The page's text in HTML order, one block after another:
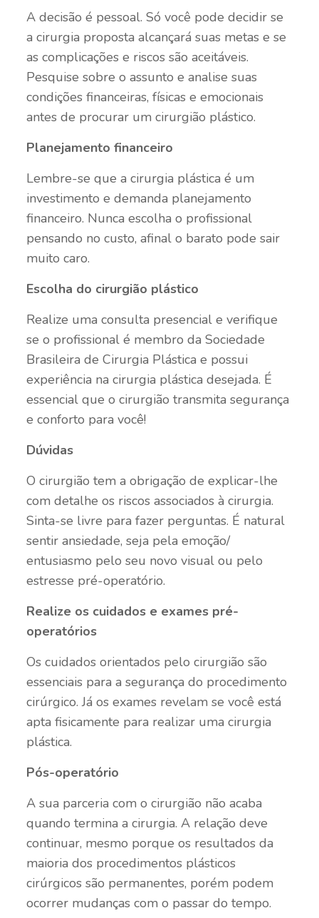
A decisão é pessoal. Só você pode decidir se
a cirurgia proposta alcançará suas metas e se
as complicações e riscos são aceitáveis.
Pesquise sobre o assunto e analise suas
condições financeiras, físicas e emocionais
antes de procurar um cirurgião plástico.
Planejamento financeiro
Lembre-se que a cirurgia plástica é um
investimento e demanda planejamento
financeiro. Nunca escolha o profissional
pensando no custo, afinal o barato pode sair
muito caro.
Escolha do cirurgião plástico
Realize uma consulta presencial e verifique
se o profissional é membro da Sociedade
Brasileira de Cirurgia Plástica e possui
experiência na cirurgia plástica desejada. É
essencial que o cirurgião transmita segurança
e conforto para você!
Dúvidas
O cirurgião tem a obrigação de explicar-lhe
com detalhe os riscos associados à cirurgia.
Sinta-se livre para fazer perguntas. É natural
sentir ansiedade, seja pela emoção/
entusiasmo pelo seu novo visual ou pelo
estresse pré-operatório.
Realize os cuidados e exames pré-
operatórios
Os cuidados orientados pelo cirurgião são
essenciais para a segurança do procedimento
cirúrgico. Já os exames revelam se você está
apta fisicamente para realizar uma cirurgia
plástica.
Pós-operatório
A sua parceria com o cirurgião não acaba
quando termina a cirurgia. A relação deve
continuar, mesmo porque os resultados da
maioria dos procedimentos plásticos
cirúrgicos são permanentes, porém podem
ocorrer mudanças com o passar do tempo.